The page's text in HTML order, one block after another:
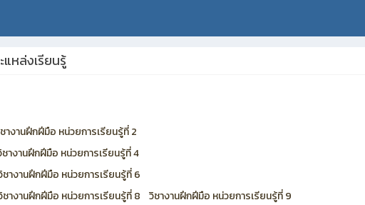
หล่งเรียนรู้
างานฝึกฝีมือ หน่วยการเรียนรู้ที่ 2
ชางานฝึกฝีมือ หน่วยการเรียนรู้ที่ 4
ชางานฝึกฝีมือ หน่วยการเรียนรู้ที่ 6
ชางานฝึกฝีมือ หน่วยการเรียนรู้ที่ 8 วิชางานฝึกฝีมือ หน่วยการเรียนรู้ที่ 9